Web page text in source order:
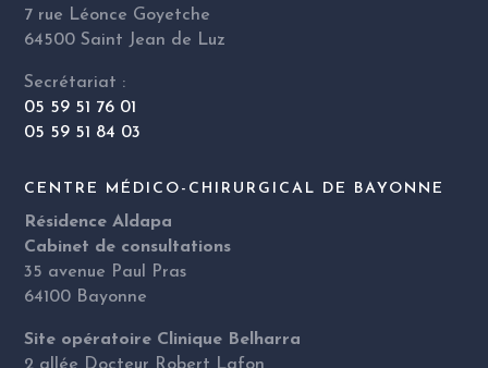
7 rue Léonce Goyetche
64500 Saint Jean de Luz
Secrétariat :
05 59 51 76 01
05 59 51 84 03
CENTRE MÉDICO-CHIRURGICAL DE BAYONNE
Résidence Aldapa
Cabinet de consultations
35 avenue Paul Pras
64100 Bayonne
Site opératoire Clinique Belharra